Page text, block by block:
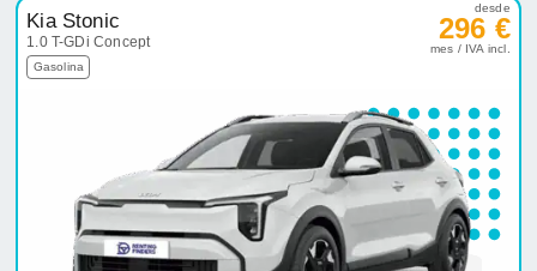
Kia Stonic
1.0 T-GDi Concept
Gasolina
desde
296 €
mes / IVA incl.